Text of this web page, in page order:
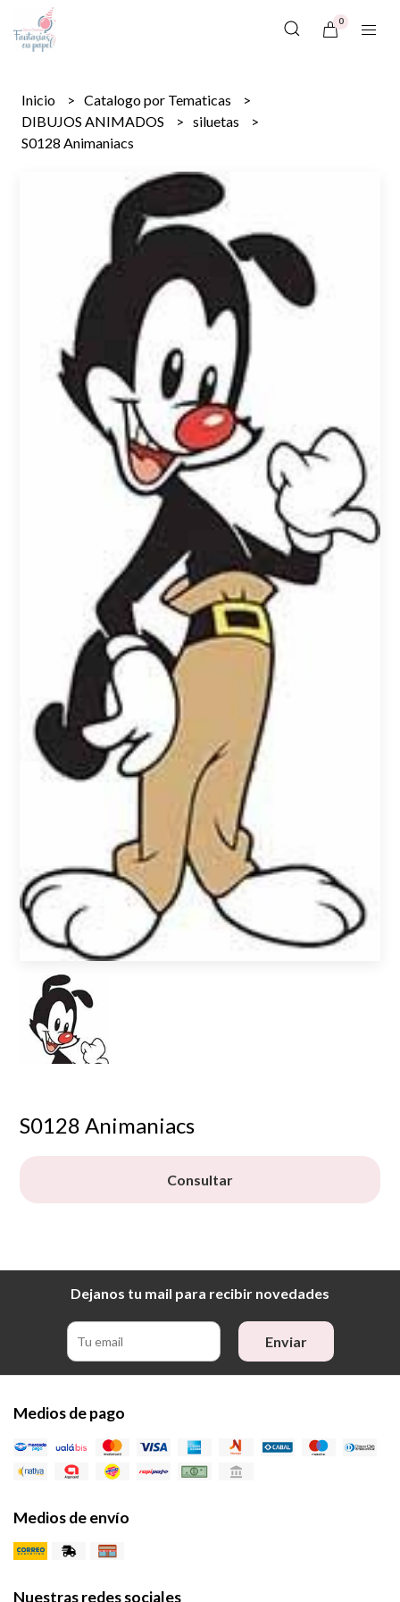
0
Inicio
Catalogo por Tematicas
DIBUJOS ANIMADOS
siluetas
S0128 Animaniacs
S0128 Animaniacs
Consultar
Dejanos tu mail para recibir novedades
Enviar
Medios de pago
Medios de envío
Nuestras redes sociales